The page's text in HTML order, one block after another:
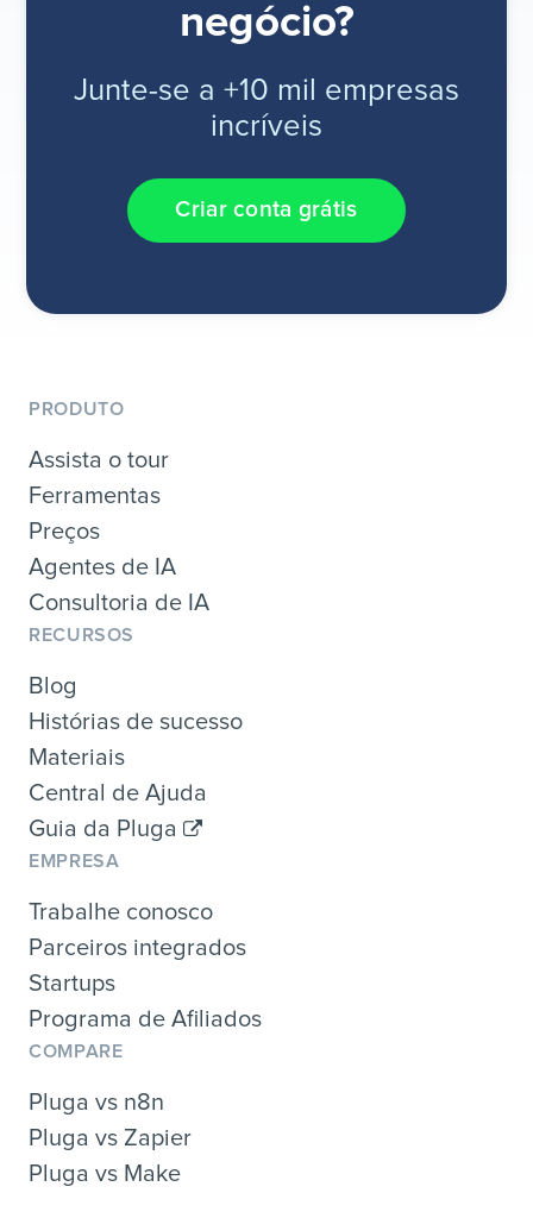
negócio?
Junte-se a +10 mil empresas
incríveis
Criar conta grátis
PRODUTO
Assista o tour
Ferramentas
Preços
Agentes de IA
Consultoria de IA
RECURSOS
Blog
Histórias de sucesso
Materiais
Central de Ajuda
Guia da Pluga
EMPRESA
Trabalhe conosco
Parceiros integrados
Startups
Programa de Afiliados
COMPARE
Pluga vs n8n
Pluga vs Zapier
Pluga vs Make